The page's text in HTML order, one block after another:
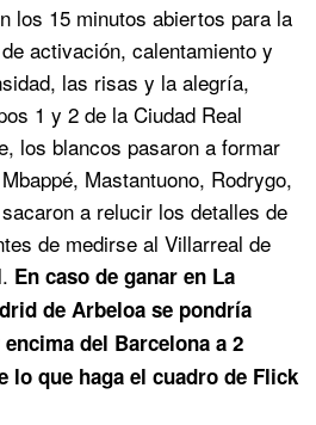
los 15 minutos abiertos para la
activación, calentamiento y
las risas y la alegría,
1 y 2 de la Ciudad Real
los blancos pasaron a formar
Mastantuono, Rodrygo,
a relucir los detalles de
de medirse al Villarreal de
En caso de ganar en La
de Arbeloa se pondría
del Barcelona a 2
lo que haga el cuadro de Flick